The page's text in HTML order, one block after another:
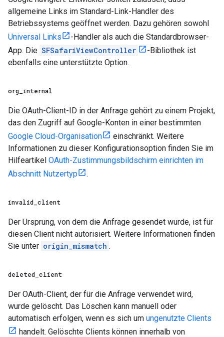
allgemeine Links im Standard-Link-Handler des
Betriebssystems geöffnet werden. Dazu gehören sowohl
Universal Links
-Handler als auch die Standardbrowser-
App. Die SFSafariViewController
-Bibliothek ist
ebenfalls eine unterstützte Option.
org internal
Die OAuth-Client-ID in der Anfrage gehört zu einem Projekt,
das den Zugriff auf Google-Konten in einer bestimmten
Google Cloud-Organisation
einschränkt. Weitere
Informationen zu dieser Konfigurationsoption finden Sie im
Hilfeartikel OAuth-Zustimmungsbildschirm einrichten im
Abschnitt Nutzertyp
.
invalid client
Der Ursprung, von dem die Anfrage gesendet wurde, ist für
diesen Client nicht autorisiert. Weitere Informationen finden
Sie unter origin_mismatch .
deleted client
Der OAuth-Client, der für die Anfrage verwendet wird,
wurde gelöscht. Das Löschen kann manuell oder
automatisch erfolgen, wenn es sich um ungenutzte Clients
handelt. Gelöschte Clients können innerhalb von